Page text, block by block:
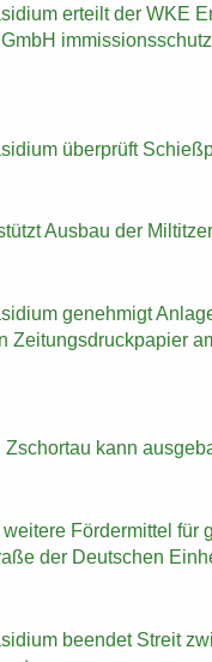
er­teilt der WKE
über­prüft
Aus­bau der
ge­neh­migt
Zei­tungs­druck­pa­pier
Zschor­tau kann
För­der­mit­tel für
der Deut­schen
be­en­det Streit